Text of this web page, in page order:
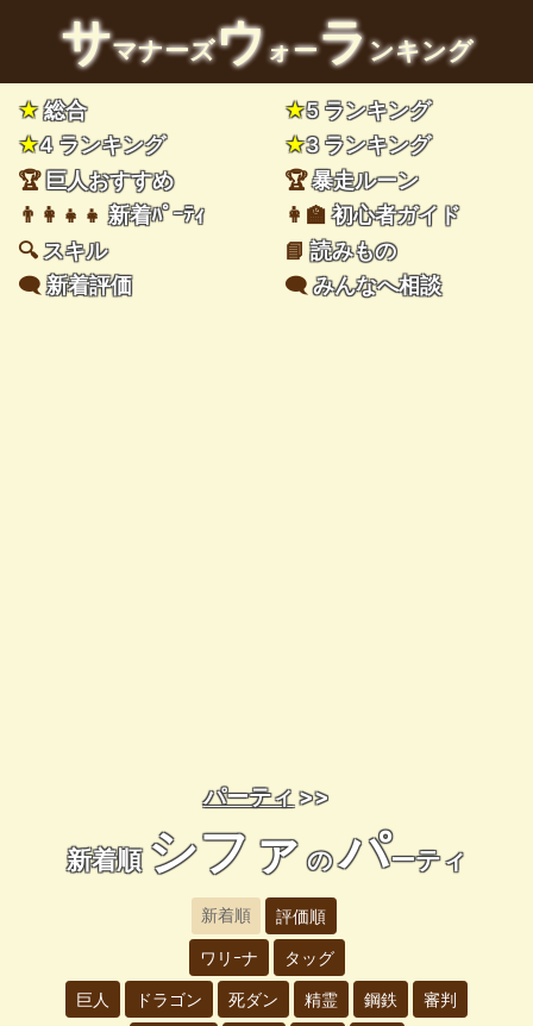
サマナーズウォーランキング
★総合 ★5 ランキング
★4 ランキング ★3 ランキング
🏆巨人おすすめ 🏆暴走ルーン
👨‍👩‍👧‍👧新着ﾊﾟｰﾃｨ 👩‍🏫初心者ガイド
🔍スキル 📘読みもの
🗨️新着評価 🗨️みんなへ相談
パーティ >>
新着順 シファ のパーティ
新着順 評価順
ワリｰナ タッグ
巨人 ドラゴン 死ダン 精霊 鋼鉄 審判